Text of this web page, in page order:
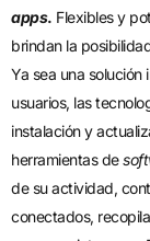
apps. Flexibles y
brindan la
Ya sea una solución
usuarios, las
instalación y
herramientas de
de su actividad,
conectados,